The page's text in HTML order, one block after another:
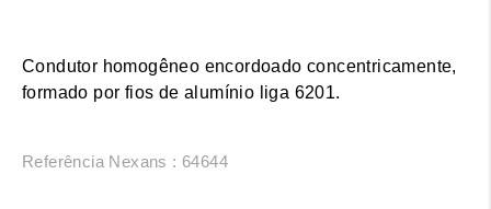
Condutor homogêneo encordoado concentricamente,
formado por fios de alumínio liga 6201.
Referência Nexans : 64644